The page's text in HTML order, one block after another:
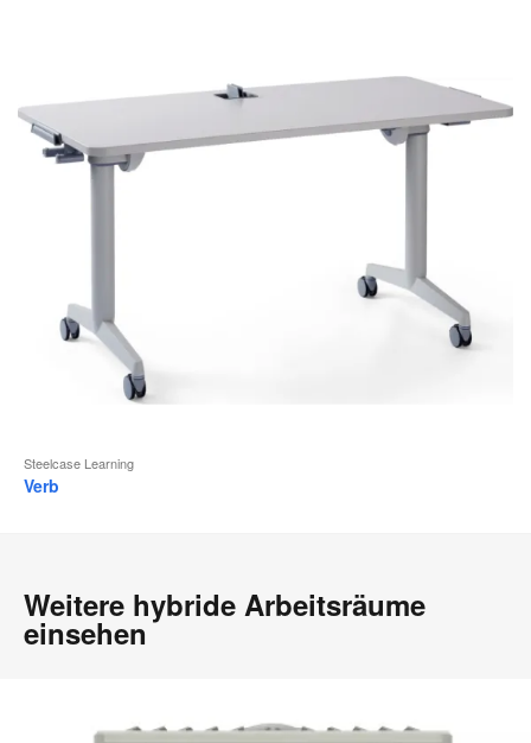
Steelcase Learning
Verb
Weitere hybride Arbeitsräume
einsehen